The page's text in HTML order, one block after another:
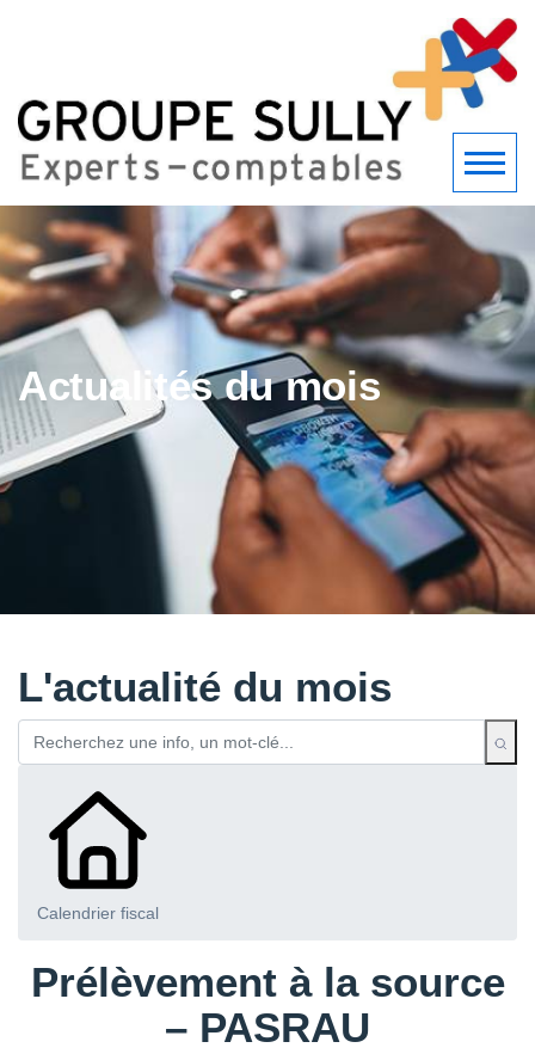
Actualités du mois
L'actualité du mois
Calendrier fiscal
Prélèvement à la source
– PASRAU